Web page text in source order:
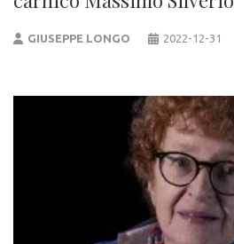
GIUSEPPE LONGO 2022-12-31